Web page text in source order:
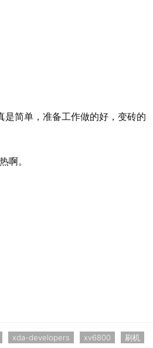
简单，准备工作做的好，变砖的
啊。
xda-developers xv6800 刷机